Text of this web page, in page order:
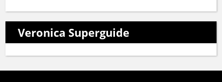
Veronica Superguide